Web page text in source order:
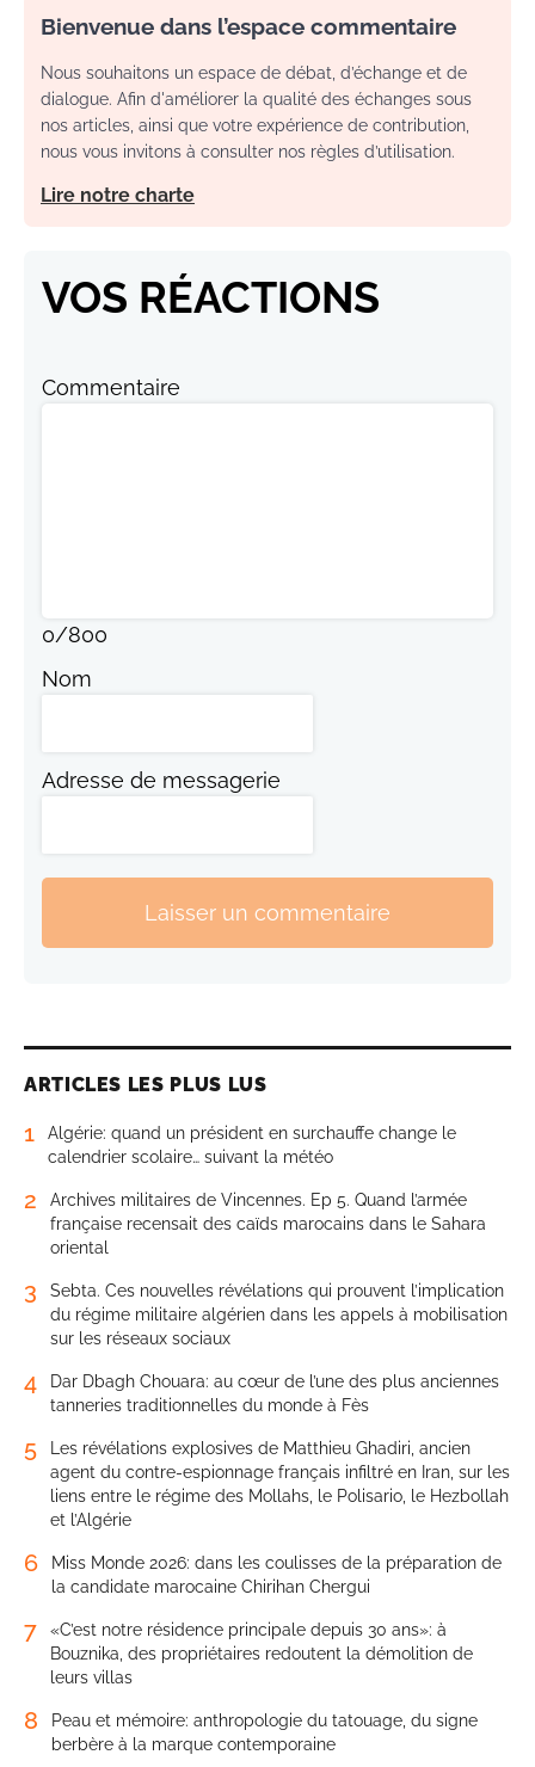
Bienvenue dans l’espace commentaire
Nous souhaitons un espace de débat, d’échange et de
dialogue. Afin d'améliorer la qualité des échanges sous
nos articles, ainsi que votre expérience de contribution,
nous vous invitons à consulter nos règles d’utilisation.
Lire notre charte
VOS RÉACTIONS
Commentaire
0/800
Nom
Adresse de messagerie
Laisser un commentaire
ARTICLES LES PLUS LUS
1
Algérie: quand un président en surchauffe change le
calendrier scolaire… suivant la météo
2
Archives militaires de Vincennes. Ep 5. Quand l’armée
française recensait des caïds marocains dans le Sahara
oriental
3
Sebta. Ces nouvelles révélations qui prouvent l’implication
du régime militaire algérien dans les appels à mobilisation
sur les réseaux sociaux
4
Dar Dbagh Chouara: au cœur de l’une des plus anciennes
tanneries traditionnelles du monde à Fès
5
Les révélations explosives de Matthieu Ghadiri, ancien
agent du contre-espionnage français infiltré en Iran, sur les
liens entre le régime des Mollahs, le Polisario, le Hezbollah
et l’Algérie
6
Miss Monde 2026: dans les coulisses de la préparation de
la candidate marocaine Chirihan Chergui
7
«C’est notre résidence principale depuis 30 ans»: à
Bouznika, des propriétaires redoutent la démolition de
leurs villas
8
Peau et mémoire: anthropologie du tatouage, du signe
berbère à la marque contemporaine